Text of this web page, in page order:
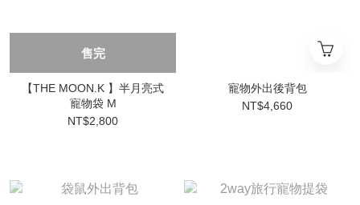
售完
【THE MOON.K 】半月亮式
寵物袋 M
NT$2,800
寵物外出後背包
NT$4,660